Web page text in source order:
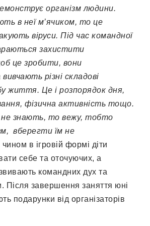
організм людини.
в неї м’ячиком, то це
віруси. Під час командної
захистити
це зробити, вони
різні складові
життя. Це і розпорядок дня,
фізична активність тощо.
знають, то вежу, тобто
вберегти їм не
в ігровій формі діти
себе та оточуючих, а
командних дух та
Після завершення заняття юні
подарунки від організаторів